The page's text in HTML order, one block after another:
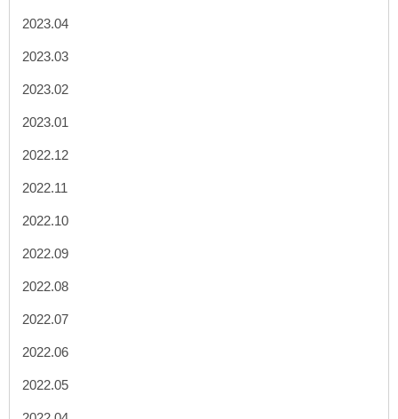
2023.04
2023.03
2023.02
2023.01
2022.12
2022.11
2022.10
2022.09
2022.08
2022.07
2022.06
2022.05